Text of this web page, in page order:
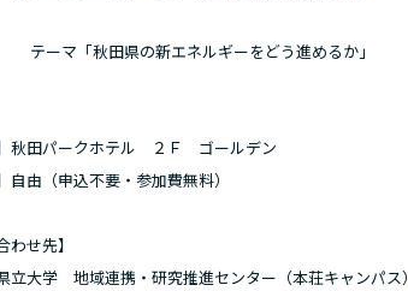
「秋田県の新エネルギーをどう進めるか」
】秋田パークホテル ２Ｆ ゴールデン
自由（申込不要・参加費無料）
わせ先】
立大学 地域連携・研究推進センター（本荘キャンパス）